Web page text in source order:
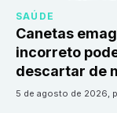
SAÚDE
Canetas
incorreto
descartar de
5 de agosto de 2026,